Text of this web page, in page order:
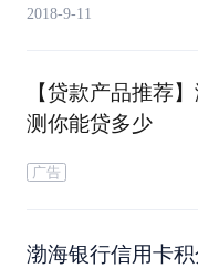
行客服热线来查询
来查询有效期。
一个日期，它是我
2018-9-11
【贷款产品推荐
测你能贷多少
广告
渤海银行信用卡